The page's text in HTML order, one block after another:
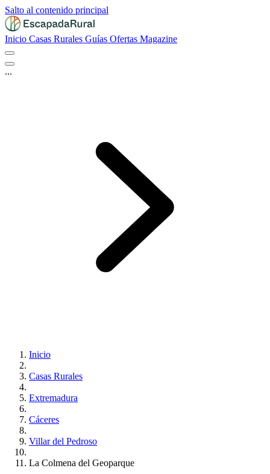
Salto al contenido principal
Inicio Casas Rurales Guías Ofertas Magazine
...
Inicio
Casas Rurales
Extremadura
Cáceres
Villar del Pedroso
La Colmena del Geoparque